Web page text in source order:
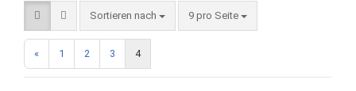
Sortieren nach 9 pro Seite
« 1 2 3 4